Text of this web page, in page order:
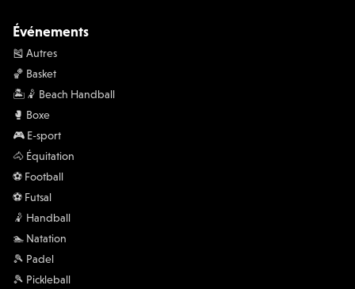
Événements
🎽 Autres
🏀 Basket
🏝️🤾 Beach Handball
🥊 Boxe
🎮 E-sport
🐴 Équitation
⚽️ Football
⚽️ Futsal
🤾 Handball
🏊 Natation
🎾 Padel
🎾 Pickleball